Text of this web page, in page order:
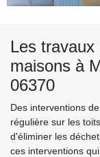
Les
maisons à
06370
Des interventions
régulière sur les
d'éliminer les
ces interventions